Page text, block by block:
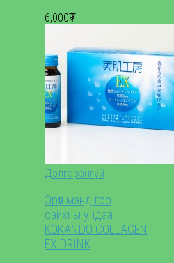
6,000₮
Дэлгэрэнгүй
Эрүүл мэнд гоо
сайхны ундаа
KOKANDO COLLAGEN
EX DRINK